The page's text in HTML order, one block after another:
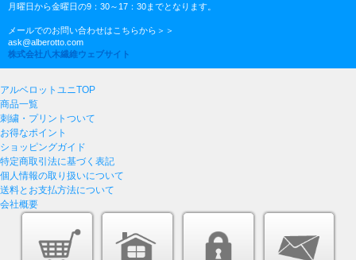
月曜日から金曜日の9：30～17：30までとなります。
メールでのお問い合わせはこちらから＞＞
ask@alberotto.com
株式会社八木繊維ウェブサイト
アルベロットユニTOP
商品一覧
刺繍・プリントついて
お得なポイント
ショッピングガイド
特定商取引法に基づく表記
個人情報の取り扱いについて
送料とお支払方法について
会社概要